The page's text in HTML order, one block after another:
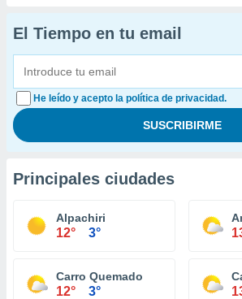
El Tiempo en tu email
He leído y acepto la política de privacidad.
Principales ciudades
Alpachiri
12° 3°
Carro Quemado
12° 3°